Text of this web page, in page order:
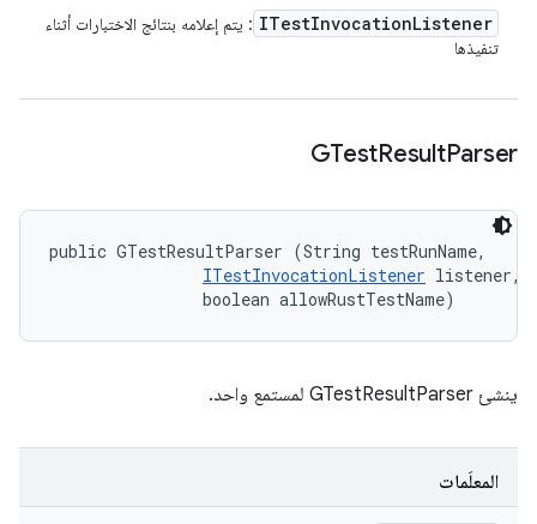
ITestInvocationListener
: يتم إعلامه بنتائج الاختبارات أثناء
تنفيذها
GTestResultParser
public GTestResultParser (String testRunName,
ITestInvocationListener listener,
                boolean allowRustTestName)
ينشئ GTestResultParser لمستمع واحد.
المعلَمات